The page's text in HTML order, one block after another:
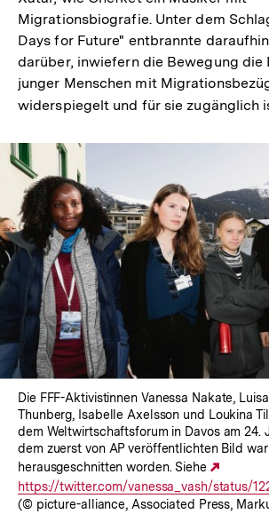
Migrationsbiografie. Unter dem
Days for Future" entbrannte
darüber, inwiefern die Bewegung die
junger Menschen mit
widerspiegelt und für sie zugänglich
In
Lightbox
öffnen
Die FFF-Aktivistinnen Vanessa Nakate,
Thunberg, Isabelle Axelsson und Loukina
dem Weltwirtschaftsforum in Davos am 24.
dem zuerst von AP veröffentlichten Bild
herausgeschnitten worden. Siehe
Link:
https://twitter.com/vanessa_vash/status/
(© picture-alliance, Associated Press,